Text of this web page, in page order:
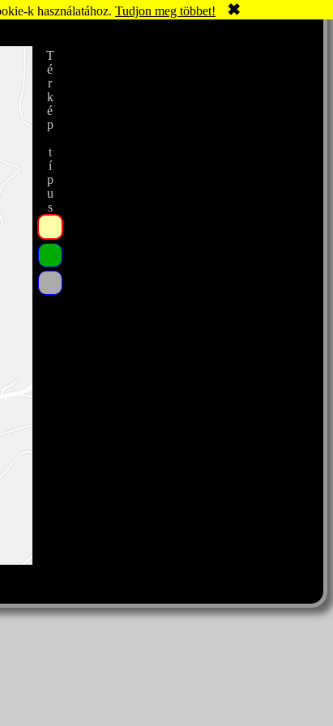
k használatához. Tudjon meg többet! ✖
Térkép típus